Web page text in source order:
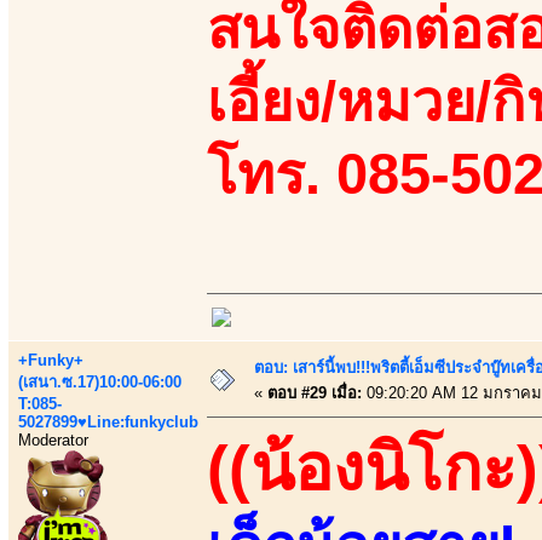
สนใจติดต่อส
เอี้ยง/หมวย/
โทร. 085-
+Funky+
(เสนา.ซ.17)10:00-06:00
T:085-
5027899♥Line:funkyclub
Moderator
ตอบ: เสาร์นี้พบ!!!พริตตี้เอ็มซีประจำบู๊ทเค
« ตอบ #29 เมื่อ: 09:20:20 AM 12 มกราค
((น้องนิโกะ